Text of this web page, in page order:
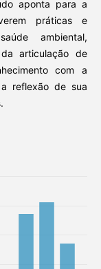
aponta para a
práticas e
ambiental,
articulação de
com a
reflexão de sua